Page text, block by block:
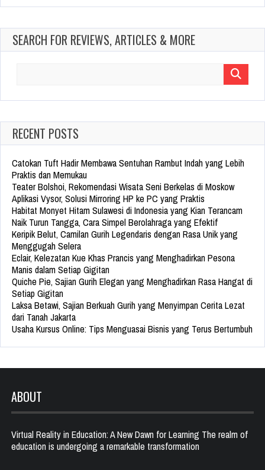
SEARCH FOR REVIEWS, ARTICLES & MORE
RECENT POSTS
Catokan Tuft Hadir Membawa Sentuhan Rambut Indah yang Lebih
Praktis dan Memukau
Teater Bolshoi, Rekomendasi Wisata Seni Berkelas di Moskow
Aplikasi Vysor, Solusi Mirroring HP ke PC yang Praktis
Habitat Monyet Hitam Sulawesi di Indonesia yang Kian Terancam
Naik Turun Tangga, Cara Simpel Berolahraga yang Efektif
Keripik Belut, Camilan Gurih Legendaris dengan Rasa Unik yang
Menggugah Selera
Eclair, Kelezatan Kue Khas Prancis yang Menghadirkan Pesona
Manis dalam Setiap Gigitan
Quiche Pie, Sajian Gurih Elegan yang Menghadirkan Rasa Hangat di
Setiap Gigitan
Laksa Betawi, Sajian Berkuah Gurih yang Menyimpan Cerita Lezat
dari Tanah Jakarta
Usaha Kursus Online: Tips Menguasai Bisnis yang Terus Bertumbuh
ABOUT
Virtual Reality in Education: A New Dawn for Learning The realm of
education is undergoing a remarkable transformation